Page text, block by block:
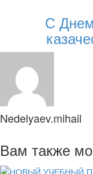
С
Nedelyaev.mihail
Вам также